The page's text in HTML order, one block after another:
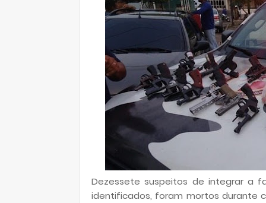
Dezessete suspeitos de integrar a
identificados, foram mortos durante